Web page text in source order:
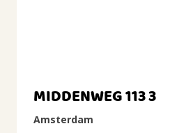
MIDDENWEG 113 3
Amsterdam